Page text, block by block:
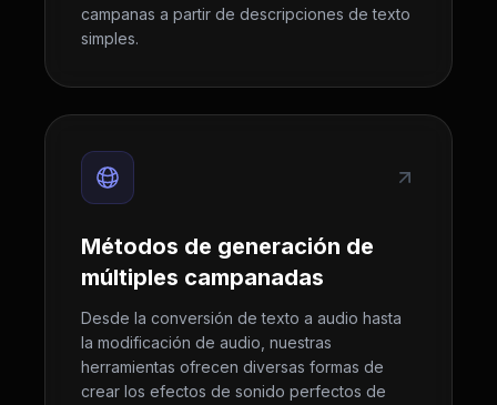
campanas a partir de descripciones de texto
simples.
Métodos de generación de
múltiples campanadas
Desde la conversión de texto a audio hasta
la modificación de audio, nuestras
herramientas ofrecen diversas formas de
crear los efectos de sonido perfectos de